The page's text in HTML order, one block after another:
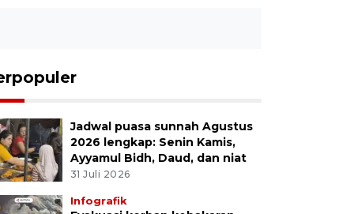
Jadwal puasa sunnah Agustus
2026 lengkap: Senin Kamis,
Ayyamul Bidh, Daud, dan niat
31 Juli 2026
Infografik